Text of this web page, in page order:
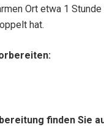
Ort etwa 1
hat.
finden Sie